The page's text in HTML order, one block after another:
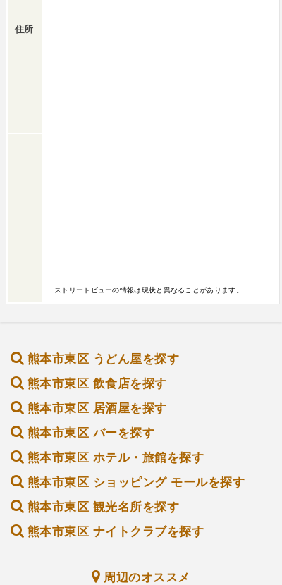
住所
ストリートビューの情報は現状と異なることがあります。
熊本市東区 うどん屋を探す
熊本市東区 飲食店を探す
熊本市東区 居酒屋を探す
熊本市東区 バーを探す
熊本市東区 ホテル・旅館を探す
熊本市東区 ショッピング モールを探す
熊本市東区 観光名所を探す
熊本市東区 ナイトクラブを探す
周辺のオススメ